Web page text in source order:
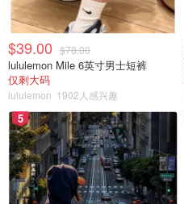
$39.00 $78.00
lululemon Mile 6英寸男士短裤
仅剩大码
lululemon 1902人感兴趣
5